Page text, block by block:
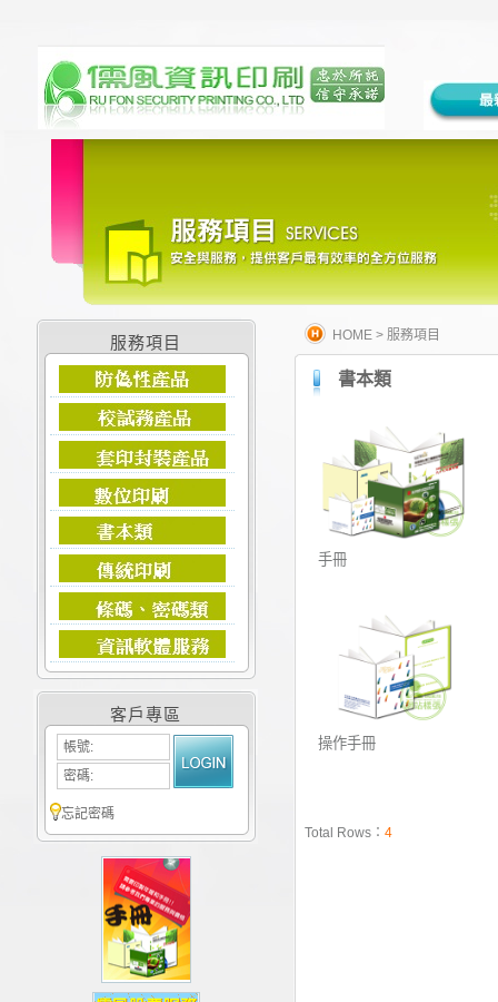
服務項目
客戶專區
帳號:
密碼:
忘記密碼
HOME > 服務項目
書本類
手冊
操作手冊
Total Rows： 4